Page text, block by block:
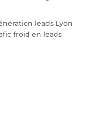
leads Lyon
froid en leads